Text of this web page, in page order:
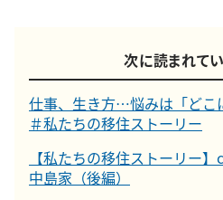
次に読まれて
仕事、生き方…悩みは「どこ
＃私たちの移住ストーリー
【私たちの移住ストーリー】
中島家（後編）